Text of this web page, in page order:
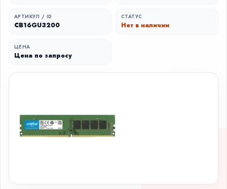
АРТИКУЛ / ID
CB16GU3200
СТАТУС
Нет в наличии
ЦЕНА
Цена по запросу